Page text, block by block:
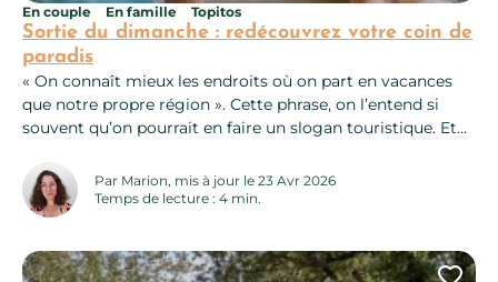
Sortie du dimanche : redécouvrez votre coin de
paradis
En couple En famille Topitos
« On connaît mieux les endroits où on part en vacances
que notre propre région ». Cette phrase, on l’entend si
souvent qu’on pourrait en faire un slogan touristique. Et
belle-maman), vous décidiez de faire mentir ce bon vieil
adage ? Voici quelques...
Par Marion, mis à jour le 23 Avr 2026
Temps de lecture : 4 min.